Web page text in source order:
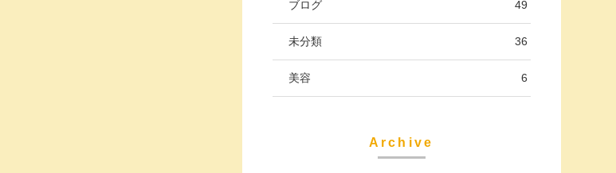
ブログ 49
未分類 36
美容 6
Archive